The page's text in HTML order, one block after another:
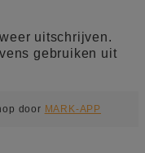
uitschrijven.
gebruiken uit
door MARK-APP